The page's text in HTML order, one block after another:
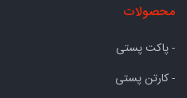
محصولات
- پاکت پستی
- کارتن پستی